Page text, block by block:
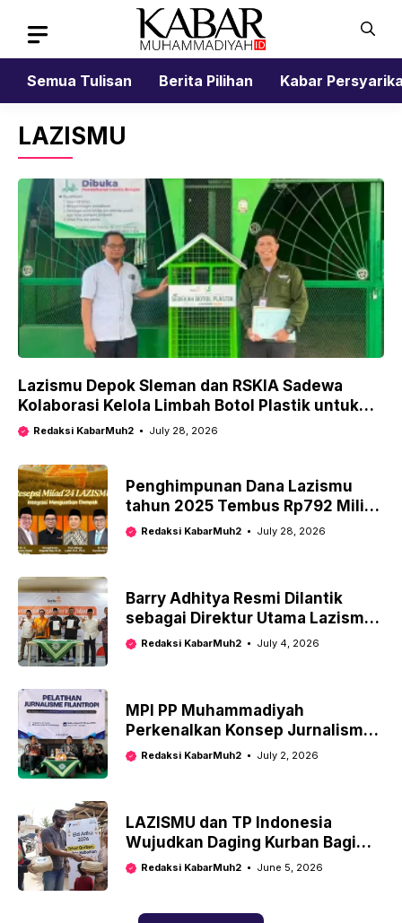
content
Semua Tulisan
Berita Pilihan Kabar
LAZISMU
Lazismu Depok Sleman dan RSKIA Sadewa
Kolaborasi Kelola Limbah Botol Plastik untuk
Kegiatan Sosial
Redaksi KabarMuh2 July 28, 2026
Penghimpunan Dana Lazismu
tahun 2025 Tembus Rp792 Miliar,
Bukti Kepercayaan Publik Terus
Redaksi KabarMuh2 July 28, 2026
Barry Adhitya Resmi Dilantik
sebagai Direktur Utama Lazismu
Pusat Bertepatan dengan Milad
Redaksi KabarMuh2 July 4, 2026
MPI PP Muhammadiyah
Perkenalkan Konsep Jurnalisme
Filantropi
Redaksi KabarMuh2 July 2, 2026
LAZISMU dan TP Indonesia
Wujudkan Daging Kurban Bagi
Warga Kampung Nelayan
Redaksi KabarMuh2 June 5, 2026